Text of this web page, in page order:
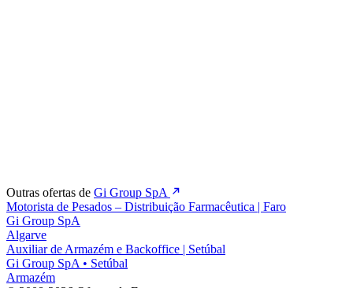
Outras ofertas de Gi Group SpA
Motorista de Pesados – Distribuição Farmacêutica | Faro
Gi Group SpA
Algarve
Auxiliar de Armazém e Backoffice | Setúbal
Gi Group SpA • Setúbal
Armazém